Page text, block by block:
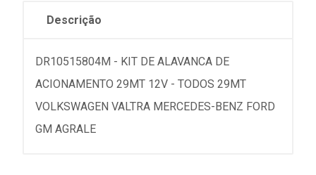
Descrição
DR10515804M - KIT DE ALAVANCA DE
ACIONAMENTO 29MT 12V - TODOS 29MT
VOLKSWAGEN VALTRA MERCEDES-BENZ FORD
GM AGRALE